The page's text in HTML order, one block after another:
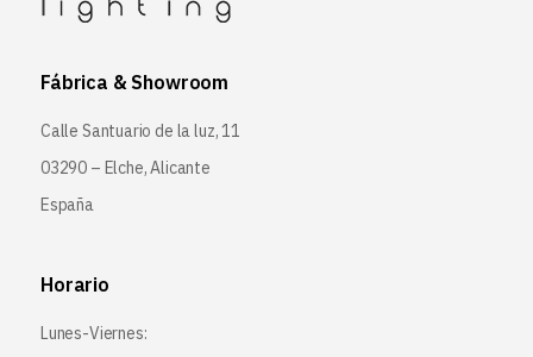
Fábrica & Showroom
Calle Santuario de la luz, 11
03290 – Elche, Alicante
España
Horario
Lunes-Viernes: